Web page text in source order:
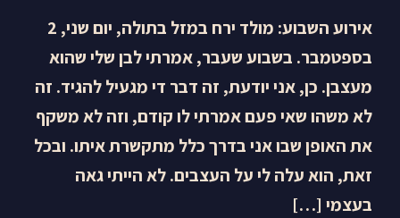
אירוע השבוע: מולד ירח במזל בתולה, יום שני, 2
בספטמבר. בשבוע שעבר, אמרתי לבן שלי שהוא
מעצבן. כן, אני יודעת, זה דבר די מגעיל להגיד. זה
לא משהו שאי פעם אמרתי לו קודם, וזה לא משקף
את האופן שבו אני בדרך כלל מתקשרת איתו. ובכל
זאת, הוא עלה לי על העצבים. לא הייתי גאה
בעצמי […]